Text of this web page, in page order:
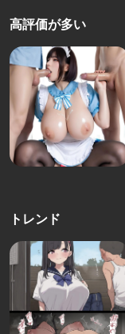
高評価が多い
トレンド